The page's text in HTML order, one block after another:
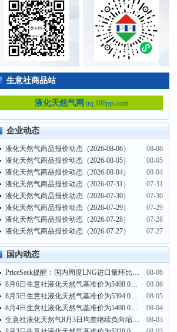
生意社商品站
液化天然气网 trq.100ppi.com
企业动态
液化天然气商品报价动态（2026-08-06）
08-06
液化天然气商品报价动态（2026-08-05）
08-05
液化天然气商品报价动态（2026-08-04）
08-04
液化天然气商品报价动态（2026-07-31）
07-31
液化天然气商品报价动态（2026-07-30）
07-30
液化天然气商品报价动态（2026-07-29）
07-29
液化天然气商品报价动态（2026-07-28）
07-28
液化天然气商品报价动态（2026-07-27）
07-27
国内动态
PriceSeek提醒：国内周度LNG进口量环比大幅提升
08-06
8月6日生意社液化天然气基准价为5408.00元/吨
08-06
8月5日生意社液化天然气基准价为5394.00元/吨
08-05
8月4日生意社液化天然气基准价为5400.00元/吨
08-04
生意社液化天然气8月3日均差继续负向缩小为-44.10元/吨
08-03